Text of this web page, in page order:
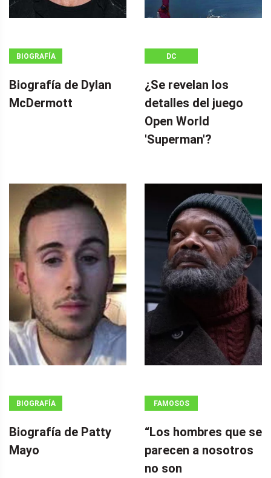
BIOGRAFÍA
Biografía de Dylan
McDermott
DC
¿Se revelan los
detalles del juego
Open World
'Superman'?
BIOGRAFÍA
Biografía de Patty
Mayo
FAMOSOS
“Los hombres que se
parecen a nosotros
no son